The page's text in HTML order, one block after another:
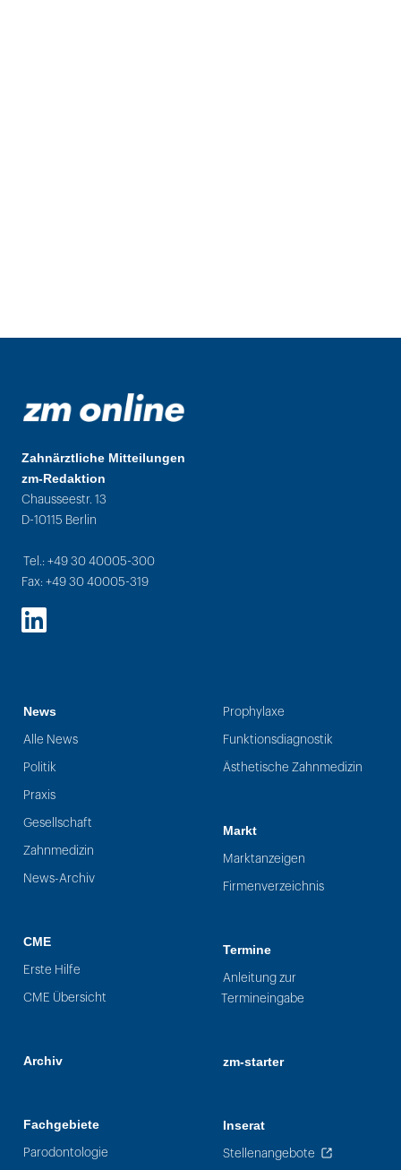
Zahnärztliche Mitteilungen
zm-Redaktion
Chausseestr. 13
D-10115 Berlin
Tel.: +49 30 40005-300
Fax: +49 30 40005-319
LinkedIn
News
Alle News
Politik
Praxis
Gesellschaft
Zahnmedizin
News-Archiv
CME
Erste Hilfe
CME Übersicht
Archiv
Fachgebiete
Parodontologie
Prophylaxe
Funktionsdiagnostik
Ästhetische Zahnmedizin
Markt
Marktanzeigen
Firmenverzeichnis
Termine
Anleitung zur
Termineingabe
zm-starter
Inserat
Stellenangebote